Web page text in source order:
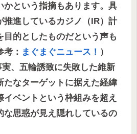
かという指摘もあります。具
推進しているカジノ（IR）計
目的としたものだという声も
： まぐまぐニュース！ ）
実、五輪誘致に失敗した維新
たなターゲットに据えた経緯
ベントという枠組みを超え
な思惑が見え隠れしているの